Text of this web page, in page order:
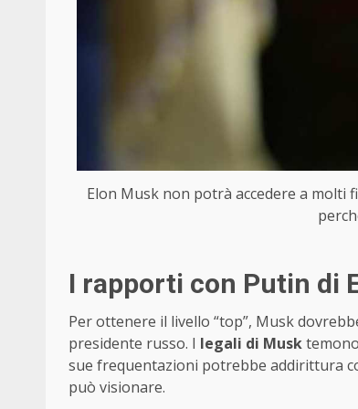
Elon Musk non potrà accedere a molti
I rapporti con Putin di
Per ottenere il livello “top”, Musk
presidente russo. I legali di Musk
sue frequentazioni potrebbe addirittura
può visionare.